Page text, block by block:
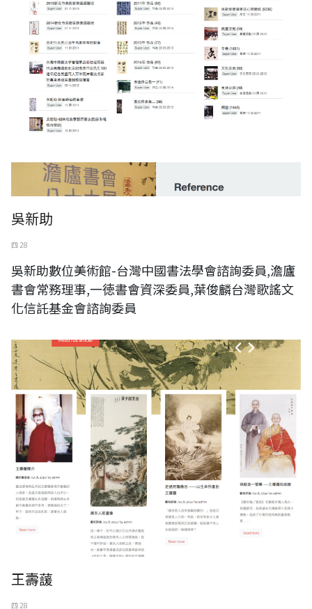
吳新助
四 28
吳新助數位美術館-台灣中國書法學會諮詢委員,澹廬
書會常務理事,一徳書會資深委員,葉俊麟台灣歌謠文
化信託基金會諮詢委員
王壽蘐
四 28